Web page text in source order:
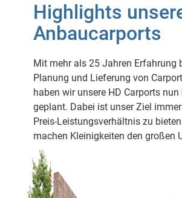
Highlights
Anbaucarports
Mit mehr als 25 Jahren Erfahrung
Planung und Lieferung von
haben wir unsere HD Carports
geplant. Dabei ist unser Ziel
Preis-Leistungsverhältnis zu
machen Kleinigkeiten den großen